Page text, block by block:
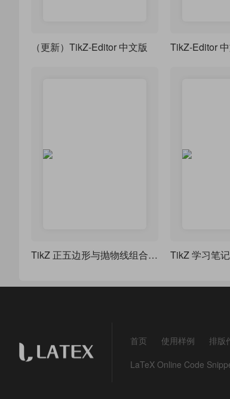
（更新）TikZ-Editor 中文版 TikZ-Editor
TikZ 正五边形与抛物线组合图形（类似 “花瓣” 或 “星形” 图案） TikZ 学习笔记
首页 使用样例 排版
LaTeX Online Code